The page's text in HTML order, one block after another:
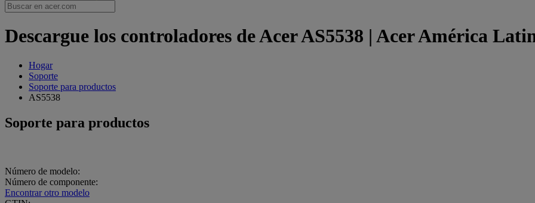
Descargue los controladores de Acer AS5538 | Acer América
Hogar
Soporte
Soporte para productos
AS5538
Soporte para productos
Número de modelo:
Número de componente:
Encontrar otro modelo